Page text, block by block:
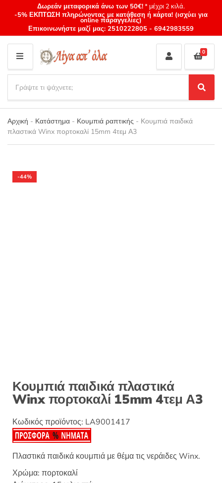
Δωρεάν μεταφορικά άνω των 50€!* μέχρι 2 κιλά.
-5% ΕΚΠΤΩΣΗ πληρώνοντας με κατάθεση ή κάρτα! (ισχύει για
online παραγγελίες)
Επικοινωνήστε μαζί μας: 2510222805 - 6942983559
M
E
N
U
Category
name
a
r
c
h
p
S
e
a
0
Αρχική - Κατάστημα - Κουμπιά ραπτικής - Κουμπιά παιδικά
πλαστικά Winx πορτοκαλί 15mm 4τεμ Α3
-44%
Κουμπιά παιδικά πλαστικά
Winx πορτοκαλί 15mm 4τεμ Α3
Κωδικός προϊόντος: LA9001417
Πλαστικά παιδικά κουμπιά με θέμα τις νεράιδες Winx.
Χρώμα: πορτοκαλί